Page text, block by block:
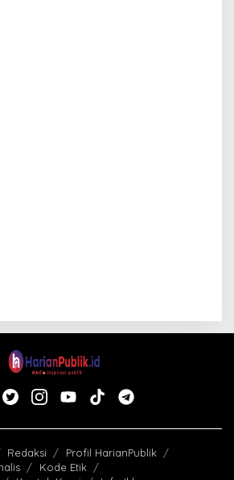
Redaksi
Profil HarianPublik
Kode Etik